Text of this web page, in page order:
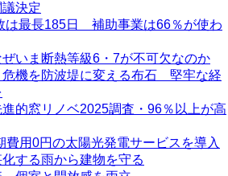
決定
は最長185日 補助事業は66％が使わ
ぜいま断熱等級6・7が不可欠なのか
危機を防波堤に変える布石 堅牢な経
進的窓リノベ2025調査・96％以上が高
費用0円の太陽光発電サービスを導入
化する雨から建物を守る